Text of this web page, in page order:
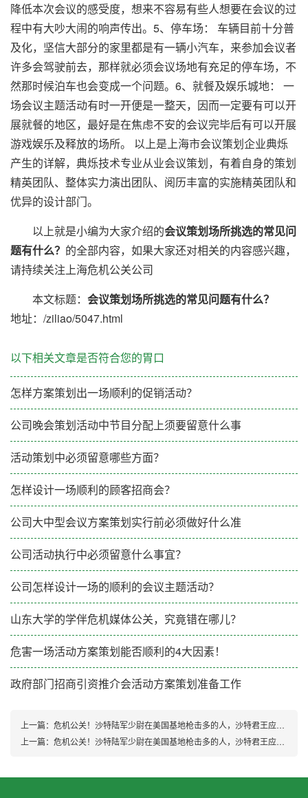
降低本次会议的感受度，想来不容易有些人想要在会议的过
程中有大吵大闹的响声传出。5、停车场： 车辆目前十分普
及化，坚信大部分的家里都是有一辆小汽车，来参加会议者
许多会驾驶前去，那样就必须会议场地有充足的停车场，不
然那时候泊车也会变成一个问题。6、就餐及娱乐城地： 一
场会议主题活动有时一开便是一整天，因而一定要有可以开
展就餐的地区，最好是在焦虑不安的会议完毕后有可以开展
游戏娱乐及释放的场所。 以上是上海市会议策划企业典烁
产生的详解，典烁技术专业从业会议策划，有着自身的策划
精英团队、整体实力演出团队、阅历丰富的实施精英团队和
优异的设计部门。
以上就是小编为大家介绍的会议策划场所挑选的常见问
题有什么？ 的全部内容，如果大家还对相关的内容感兴趣，
请持续关注上海危机公关公司
本文标题： 会议策划场所挑选的常见问题有什么？
地址：/ziliao/5047.html
以下相关文章是否符合您的胃口
怎样方案策划出一场顺利的促销活动？
公司晚会策划活动中节目分配上须要留意什么事
活动策划中必须留意哪些方面？
怎样设计一场顺利的顾客招商会？
公司大中型会议方案策划实行前必须做好什么准
公司活动执行中必须留意什么事宜？
公司怎样设计一场的顺利的会议主题活动？
山东大学的学伴危机媒体公关，究竟错在哪儿？
危害一场活动方案策划能否顺利的4大因素！
政府部门招商引资推介会活动方案策划准备工作
上一篇： 危机公关！沙特陆军少尉在美国基地枪击多的人，沙特君王应急救火
上一篇： 危机公关！沙特陆军少尉在美国基地枪击多的人，沙特君王应急救火